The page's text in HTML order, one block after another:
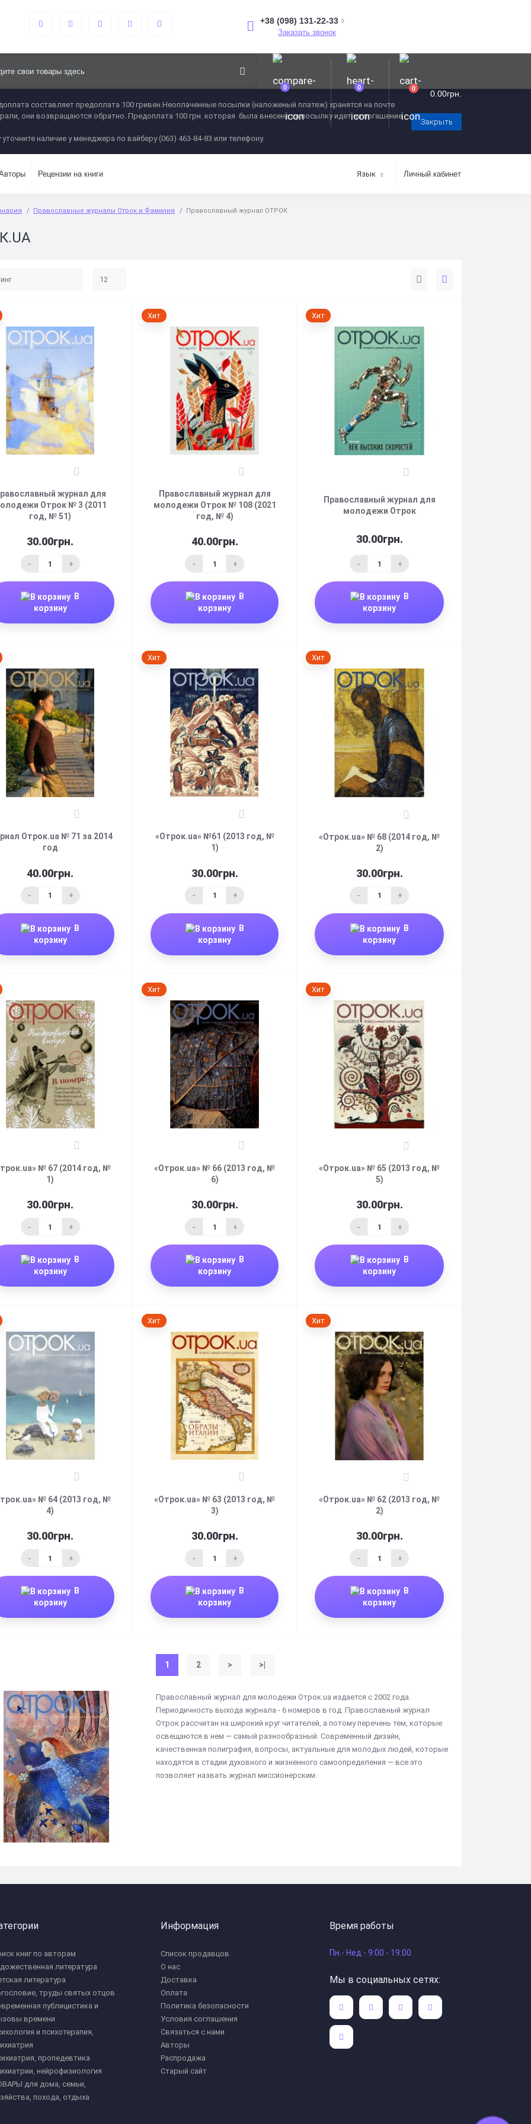
+38 (098) 131-22-33
Заказать звонок
0 0 0
0.00грн.
составляет предоплата 100 гривен.Неоплаченные посылки (наложеный платеж) хранятся на почте
они возвращаются обратно. Предоплата 100 грн. которая была внесена за посылку идет на погашение
наличие у менеджера по вайберу (063) 463-84-83 или телефону.
Закрыть
Рецензии на книги Язык Личный кабинет
Православные журналы Отрок и Фамилия Православный журнал ОТРОК
журнал для
Отрок № 3 (2011
год, № 51)
30.00грн.
- +
В
корзину
Хит
Православный журнал для
молодежи Отрок № 108 (2021
год, № 4)
40.00грн.
- +
В
корзину
Хит
Православный журнал для
молодежи Отрок
30.00грн.
- +
В
корзину
Отрок.ua № 71 за 2014
год
40.00грн.
- +
В
корзину
Хит
«Отрок.ua» №61 (2013 год, №
1)
30.00грн.
- +
В
корзину
Хит
«Отрок.ua» № 68 (2014 год, №
2)
30.00грн.
- +
В
корзину
№ 67 (2014 год, №
1)
30.00грн.
- +
В
корзину
Хит
«Отрок.ua» № 66 (2013 год, №
6)
30.00грн.
- +
В
корзину
Хит
«Отрок.ua» № 65 (2013 год, №
5)
30.00грн.
- +
В
корзину
№ 64 (2013 год, №
4)
30.00грн.
- +
В
корзину
Хит
«Отрок.ua» № 63 (2013 год, №
3)
30.00грн.
- +
В
корзину
Хит
«Отрок.ua» № 62 (2013 год, №
2)
30.00грн.
- +
В
корзину
1 2 > >|
Православный журнал для молодежи Отрок.ua издается с 2002 года.
Периодичность выхода журнала - 6 номеров в год. Православный журнал
Отрок рассчитан на широкий круг читателей, а потому перечень тем, которые
освещаются в нем — самый разнообразный. Современный дизайн,
качественная полиграфия, вопросы, актуальные для молодых людей, которые
находятся в стадии духовного и жизненного самоопределения — все это
позволяет назвать журнал миссионерским.
книг по авторам
литература
литература
труды святых отцов
публицистика и
времени
и психотерапия,
пропедевтика
нейрофизиология
для дома, семьи,
похода, отдыха
Информация
Список продавцов
О нас
Доставка
Оплата
Политика безопасности
Условия соглашения
Связаться с нами
Авторы
Распродажа
Старый сайт
Время работы
Пн.- Нед.- 9:00 - 19:00
Мы в социальных сетях: